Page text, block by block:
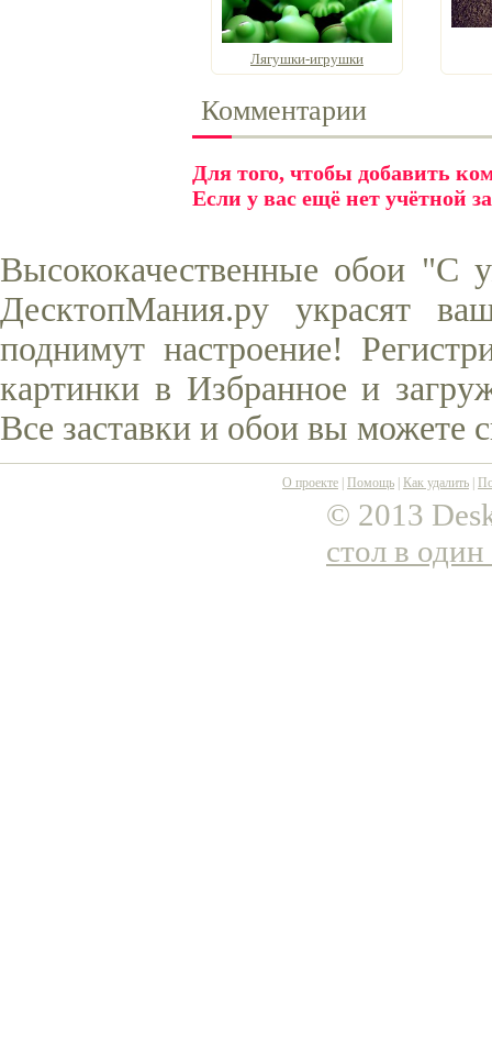
Лягушки-игрушки
Комментарии
Для того, чтобы добавить
Если у вас ещё нет учётной
Высококачественные обои "С
ДесктопМания.ру украсят
поднимут настроение!
картинки в Избранное и
Все заставки и обои вы можете
О проекте Помощь Как удалить
© 2013
стол в